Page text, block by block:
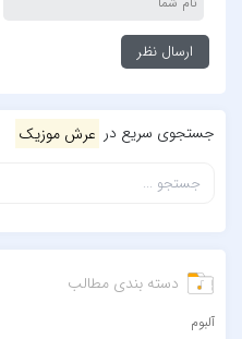
جستجوی سریع در عرش موزیک
دسته بندی مطالب
آلبوم